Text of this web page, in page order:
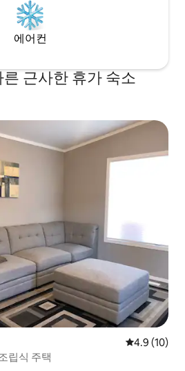
에어컨
근사한 휴가 숙소
평점 4.9점(5
4.9 (10)
립식 주택